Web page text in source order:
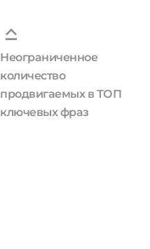
Неограниченное
количество
продвигаемых в ТОП
ключевых фраз